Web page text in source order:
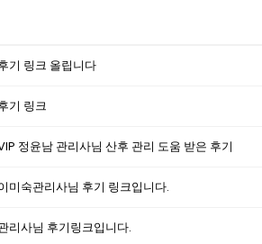
기 링크 올립니다
기 링크
정윤남 관리사님 산후 관리 도움 받은 후기
미숙관리사님 후기 링크입니다.
리사님 후기링크입니다.